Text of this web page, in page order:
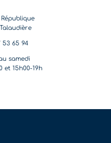
53 65 94
samedi
et 15h00-19h